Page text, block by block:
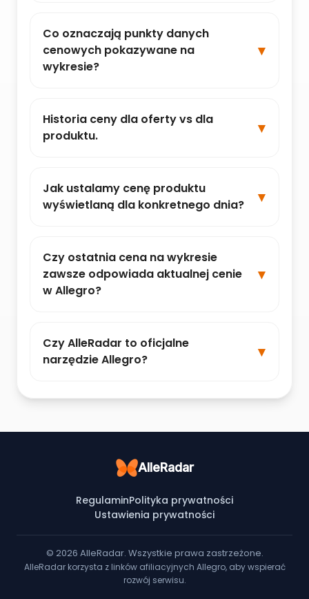
Co oznaczają punkty danych
cenowych pokazywane na
wykresie?
Historia ceny dla oferty vs dla
produktu.
Jak ustalamy cenę produktu
wyświetlaną dla konkretnego dnia?
Czy ostatnia cena na wykresie
zawsze odpowiada aktualnej cenie
w Allegro?
Czy AlleRadar to oficjalne
narzędzie Allegro?
AlleRadar
RegulaminPolityka prywatności
Ustawienia prywatności
© 2026 AlleRadar. Wszystkie prawa zastrzeżone.
AlleRadar korzysta z linków afiliacyjnych Allegro, aby wspierać
rozwój serwisu.